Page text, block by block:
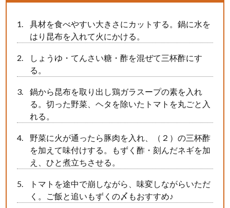
具材を食べやすい大きさにカットする。鍋に水を
はり昆布を入れて火にかける。
しょうゆ・てんさい糖・酢を混ぜて三杯酢にす
る。
鍋から昆布を取り出し鶏ガラスープの素を入れ
る。切った野菜、ヘタを除いたトマトを丸ごと入
れる。
野菜に火が通ったら豚肉を入れ、（２）の三杯酢
を加えて味付けする。もずく酢・刻んだネギを加
え、ひと煮立ちさせる。
トマトを途中で崩しながら、味変しながらいただ
く。ご飯と追いもずくの〆もおすすめ♪